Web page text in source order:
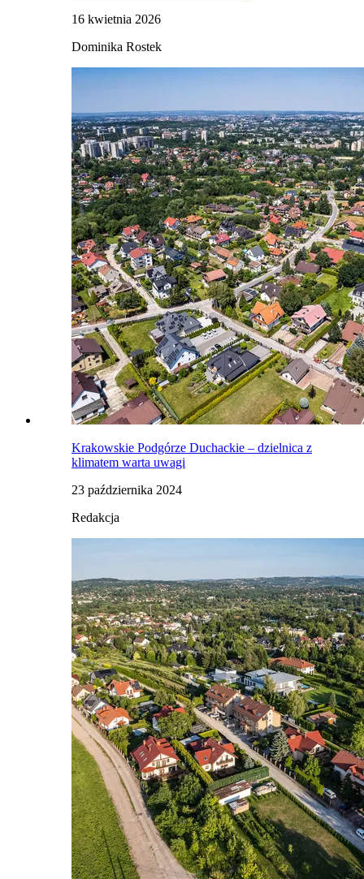
16 kwietnia 2026
Dominika Rostek
Krakowskie Podgórze Duchackie – dzielnica z
klimatem warta uwagi
23 października 2024
Redakcja